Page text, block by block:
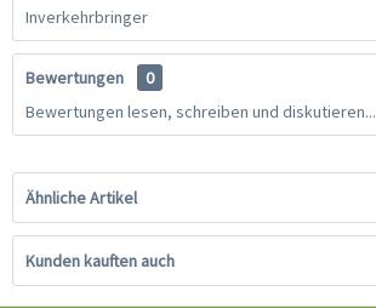
Inverkehrbringer
Bewertungen
0
Bewertungen lesen, schreiben und diskutieren...
Ähnliche Artikel
Kunden kauften auch